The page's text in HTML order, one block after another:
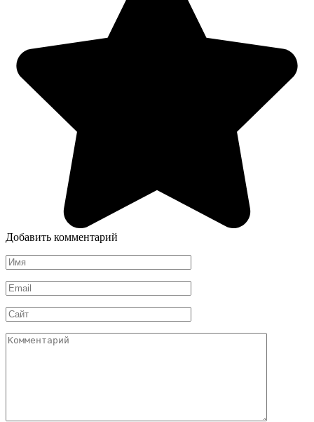
Добавить комментарий
Имя
*
Email
*
Сайт
Комментарий